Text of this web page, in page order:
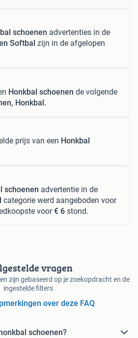
schoenen advertenties in de
Softbal zijn in de afgelopen
Honkbal schoenen de volgende
Honkbal.
prijs van een Honkbal
schoenen advertentie in de
categorie werd aangeboden voor
voor€ 6 stond.
vragen
zijn gebaseerd op je zoekopdracht en de
ingestelde filters
over deze FAQ
schoenen?